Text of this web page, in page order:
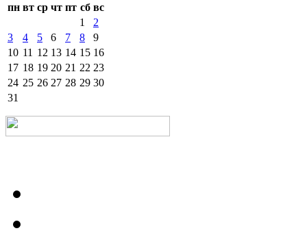
пн вт ср чт пт сб вс
1
2
3
4 5 6 7 8
9
10 11 12 13 14 15 16
17 18 19 20 21 22 23
24 25 26 27 28 29 30
31